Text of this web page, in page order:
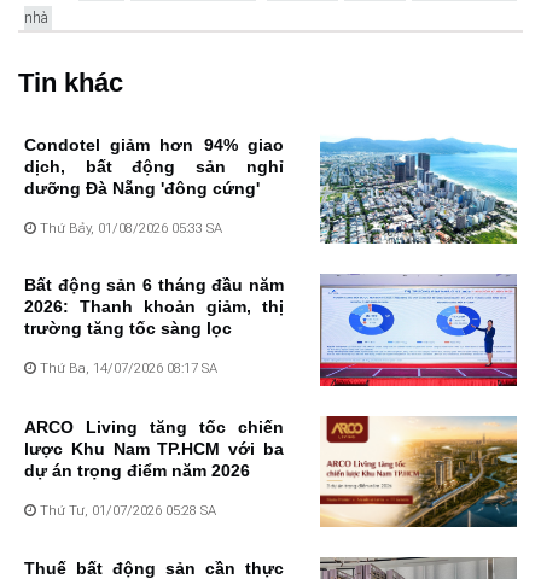
nhà
Tin khác
Condotel giảm hơn 94% giao
dịch, bất động sản nghỉ
dưỡng Đà Nẵng 'đông cứng'
Thứ Bảy, 01/08/2026 05:33 SA
Bất động sản 6 tháng đầu năm
2026: Thanh khoản giảm, thị
trường tăng tốc sàng lọc
Thứ Ba, 14/07/2026 08:17 SA
ARCO Living tăng tốc chiến
lược Khu Nam TP.HCM với ba
dự án trọng điểm năm 2026
Thứ Tư, 01/07/2026 05:28 SA
Thuế bất động sản cần thực